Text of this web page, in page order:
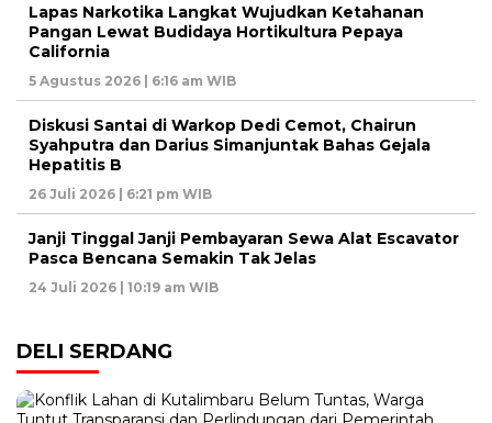
Lapas Narkotika Langkat Wujudkan Ketahanan
Pangan Lewat Budidaya Hortikultura Pepaya
California
5 Agustus 2026 | 6:16 am WIB
Diskusi Santai di Warkop Dedi Cemot, Chairun
Syahputra dan Darius Simanjuntak Bahas Gejala
Hepatitis B
26 Juli 2026 | 6:21 pm WIB
Janji Tinggal Janji Pembayaran Sewa Alat Escavator
Pasca Bencana Semakin Tak Jelas
24 Juli 2026 | 10:19 am WIB
DELI SERDANG